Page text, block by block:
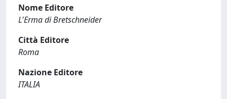
Nome Editore
L'Erma di Bretschneider
Città Editore
Roma
Nazione Editore
ITALIA